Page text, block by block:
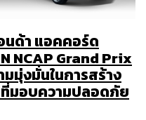
นด้า แอคคอร์ด
NCAP Grand Prix
มุ่งมั่นในการสร้าง
มอบความปลอดภัย